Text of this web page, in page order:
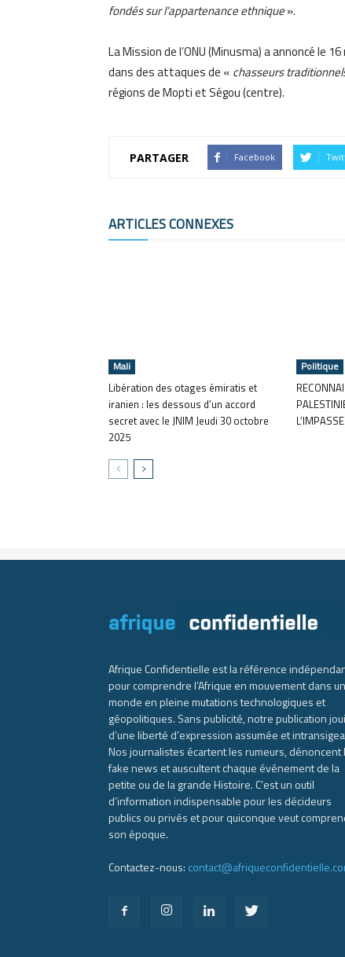
fondés sur l’appartenance ethnique».
La Mission de l’ONU (Minusma) a annoncé le
dans des attaques de « chasseurs
régions de Mopti et Ségou (centre).
PARTAGER Facebook
ARTICLES CONNEXES
Mali
Libération des otages émiratis et
iranien : les dessous d’un accord
secret avec le JNIM Jeudi 30 octobre
2025
Politique
L’IMPASSE
Afrique Confidentielle est la référence
pour comprendre l’Afrique en mouvement dans un
monde en pleine mutations technologiques et
géopolitiques. Sans publicité, notre publication
d’une liberté d’expression assumée et
Nos journalistes écartent les rumeurs, dénoncent
fake news et auscultent chaque événement de la
petite ou de la grande Histoire. C’est un outil
d’information indispensable pour les décideurs
publics ou privés et pour quiconque veut
son époque.
Contactez-nous: